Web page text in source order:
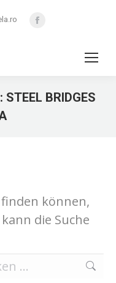
Facebook
new
window
STEEL BRIDGES
können,
die Suche